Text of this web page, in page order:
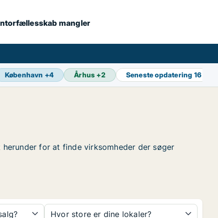
mangler
København +4 Århus +2 Seneste opdatering 16
for at finde virksomheder der søger
Hvor store er dine lokaler?